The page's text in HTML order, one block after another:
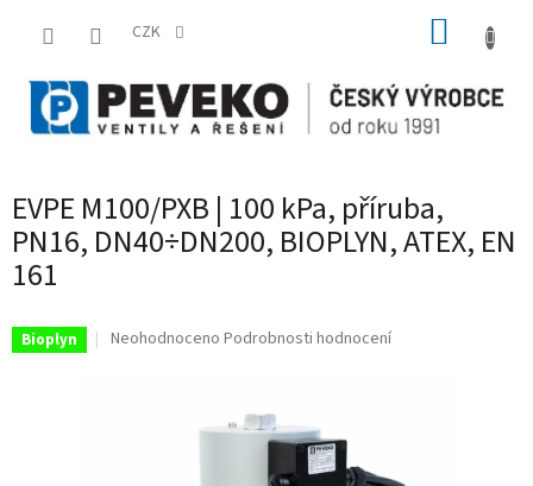
CZK
EVPE M100/PXB | 100 kPa, příruba,
PN16, DN40÷DN200, BIOPLYN, ATEX, EN
161
Bioplyn
Průměrné
Neohodnoceno Podrobnosti hodnocení